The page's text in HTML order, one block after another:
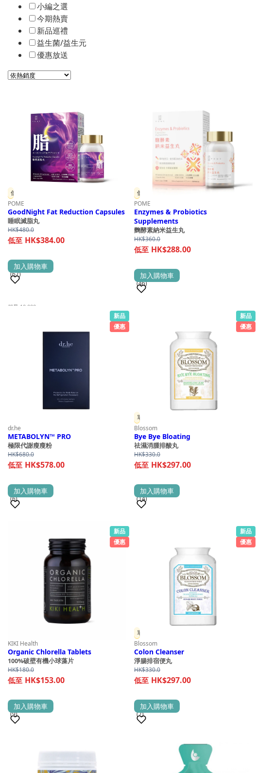
小編之選
今期熱賣
新品巡禮
益生菌/益生元
優惠放送
低至 8 折
POME
GoodNight Fat Reduction Capsules
睡眠滅脂丸
HK$480.0
HK$384.00
(67)
銷量 10,000+
加入購物車
低至 8 折
POME
Enzymes & Probiotics
Supplements
麴酵素納米益生丸
HK$360.0
HK$288.00
(46)
加入購物車
dr.he
METABOLYN™ PRO
極限代謝瘦瘦粉
HK$680.0
HK$578.00
(6)
加入購物車
新品
優惠
單件 9 折
Blossom
Bye Bye Bloating
祛濕消腫排酸丸
HK$330.0
HK$297.00
(14)
加入購物車
新品
優惠
KIKI Health
Organic Chlorella Tablets
100%破壁有機小球藻片
HK$180.0
HK$153.00
(9)
加入購物車
新品
優惠
單件 9 折
Blossom
Colon Cleanser
淨腸排宿便丸
HK$330.0
HK$297.00
(7)
加入購物車
新品
優惠